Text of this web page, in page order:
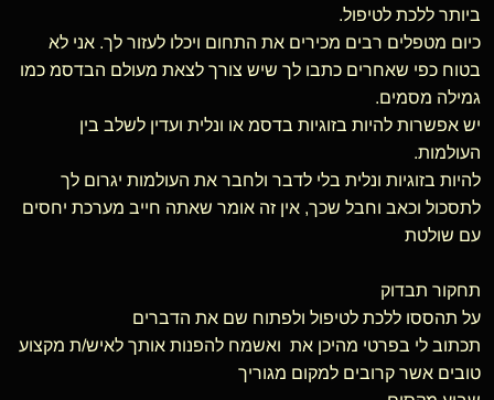
ביותר ללכת לטיפול.
כיום מטפלים רבים מכירים את התחום ויכלו לעזור לך. אני לא
בטוח כפי שאחרים כתבו לך שיש צורך לצאת מעולם הבדסמ כמו
גמילה מסמים.
יש אפשרות להיות בזוגיות בדסמ או ונלית ועדין לשלב בין
העולמות.
להיות בזוגיות ונלית בלי לדבר ולחבר את העולמות יגרום לך
לתסכול וכאב וחבל שכך, אין זה אומר שאתה חייב מערכת יחסים
עם שולטת
תחקור תבדוק
על תהססו ללכת לטיפול ולפתוח שם את הדברים
תכתוב לי בפרטי מהיכן את ואשמח להפנות אותך לאיש/ת מקצוע
טובים אשר קרובים למקום מגוריך